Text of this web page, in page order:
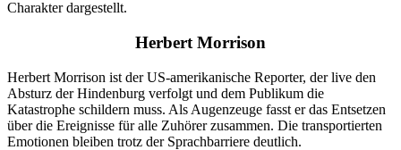
Charakter dargestellt.
Herbert Morrison
Herbert Morrison ist der US-amerikanische Reporter, der live den
Absturz der Hindenburg verfolgt und dem Publikum die
Katastrophe schildern muss. Als Augenzeuge fasst er das Entsetzen
über die Ereignisse für alle Zuhörer zusammen. Die transportierten
Emotionen bleiben trotz der Sprachbarriere deutlich.